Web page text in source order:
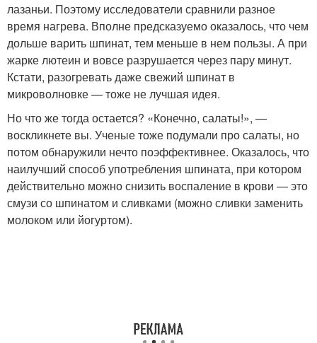
лазаньи. Поэтому исследователи сравнили разное
время нагрева. Вполне предсказуемо оказалось, что чем
дольше варить шпинат, тем меньше в нем пользы. А при
жарке лютеин и вовсе разрушается через пару минут.
Кстати, разогревать даже свежий шпинат в
микроволновке — тоже не лучшая идея.
Но что же тогда остается? «Конечно, салаты!», —
воскликнете вы. Ученые тоже подумали про салаты, но
потом обнаружили нечто поэффективнее. Оказалось, что
наилучший способ употребления шпината, при котором
действительно можно снизить воспаление в крови — это
смузи со шпинатом и сливками (можно сливки заменить
молоком или йогуртом).